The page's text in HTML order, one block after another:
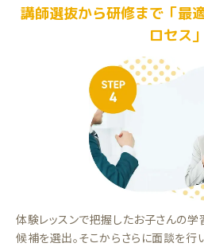
講師選抜から研修まで「最
ロセス」
体験レッスンで把握したお子さんの
候補を選出。そこからさらに面談を行